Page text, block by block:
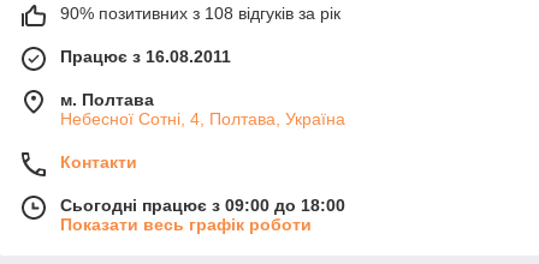
90% позитивних з 108 відгуків за рік
Працює з 16.08.2011
м. Полтава
Небесної Сотні, 4, Полтава, Україна
Контакти
Сьогодні працює з 09:00 до 18:00
Показати весь графік роботи